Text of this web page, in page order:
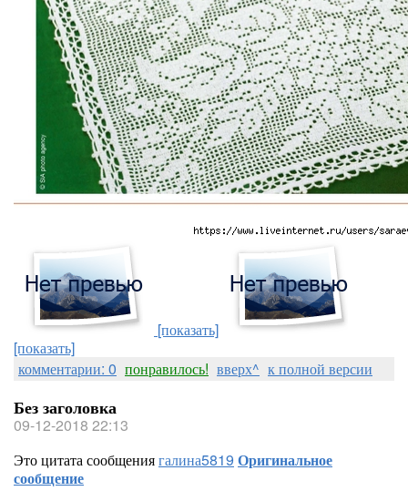
[показать]
[показать]
комментарии: 0 понравилось! вверх^ к полной версии
Без заголовка
09-12-2018 22:13
Это цитата сообщениягалина5819 Оригинальное
сообщение